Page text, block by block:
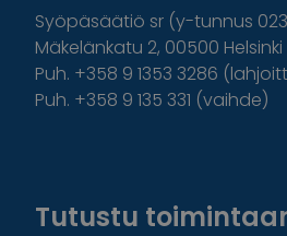
Syöpäsäätiö sr (y-tunnus
Mäkelänkatu 2, 00500 Helsinki
Puh. +358 9 1353 3286
Puh. +358 9 135 331 (vaihde)
Tutustu